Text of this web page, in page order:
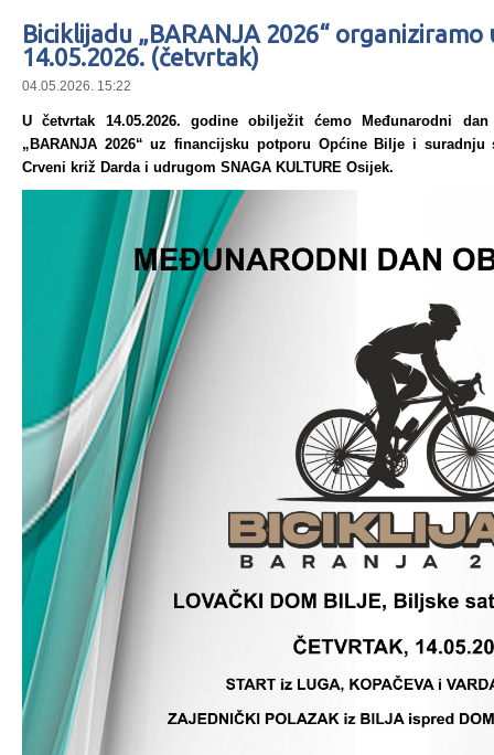
Biciklijadu „BARANJA 2026“ organiziramo
14.05.2026. (četvrtak)
04.05.2026. 15:22
U četvrtak 14.05.2026. godine obilježit ćemo Međunarodni
„BARANJA 2026“ uz financijsku potporu Općine Bilje i
Crveni križ Darda i udrugom SNAGA KULTURE Osijek.